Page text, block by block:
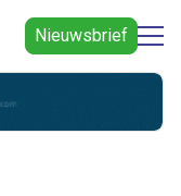
Nieuwsbrief